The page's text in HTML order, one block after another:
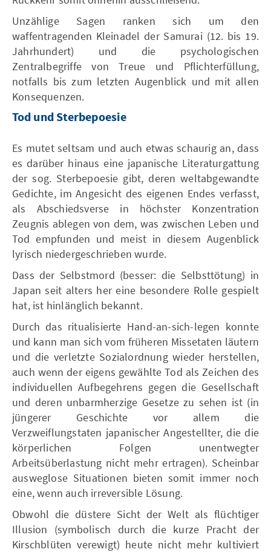
Unzählige Sagen ranken sich um den
waffentragenden Kleinadel der Samurai (12. bis 19.
Jahrhundert) und die psychologischen
Zentralbegriffe von Treue und Pflichterfüllung,
notfalls bis zum letzten Augenblick und mit allen
Konsequenzen.
Tod und Sterbepoesie
Es mutet seltsam und auch etwas schaurig an, dass
es darüber hinaus eine japanische Literaturgattung
der sog. Sterbepoesie gibt, deren weltabgewandte
Gedichte, im Angesicht des eigenen Endes verfasst,
als Abschiedsverse in höchster Konzentration
Zeugnis ablegen von dem, was zwischen Leben und
Tod empfunden und meist in diesem Augenblick
lyrisch niedergeschrieben wurde.
Dass der Selbstmord (besser: die Selbsttötung) in
Japan seit alters her eine besondere Rolle gespielt
hat, ist hinlänglich bekannt.
Durch das ritualisierte Hand-an-sich-legen konnte
und kann man sich vom früheren Missetaten läutern
und die verletzte Sozialordnung wieder herstellen,
auch wenn der eigens gewählte Tod als Zeichen des
individuellen Aufbegehrens gegen die Gesellschaft
und deren unbarmherzige Gesetze zu sehen ist (in
jüngerer Geschichte vor allem die
Verzweiflungstaten japanischer Angestellter, die die
körperlichen Folgen unentwegter
Arbeitsüberlastung nicht mehr ertragen). Scheinbar
ausweglose Situationen bieten somit immer noch
eine, wenn auch irreversible Lösung.
Obwohl die düstere Sicht der Welt als flüchtiger
Illusion (symbolisch durch die kurze Pracht der
Kirschblüten verewigt) heute nicht mehr kultiviert